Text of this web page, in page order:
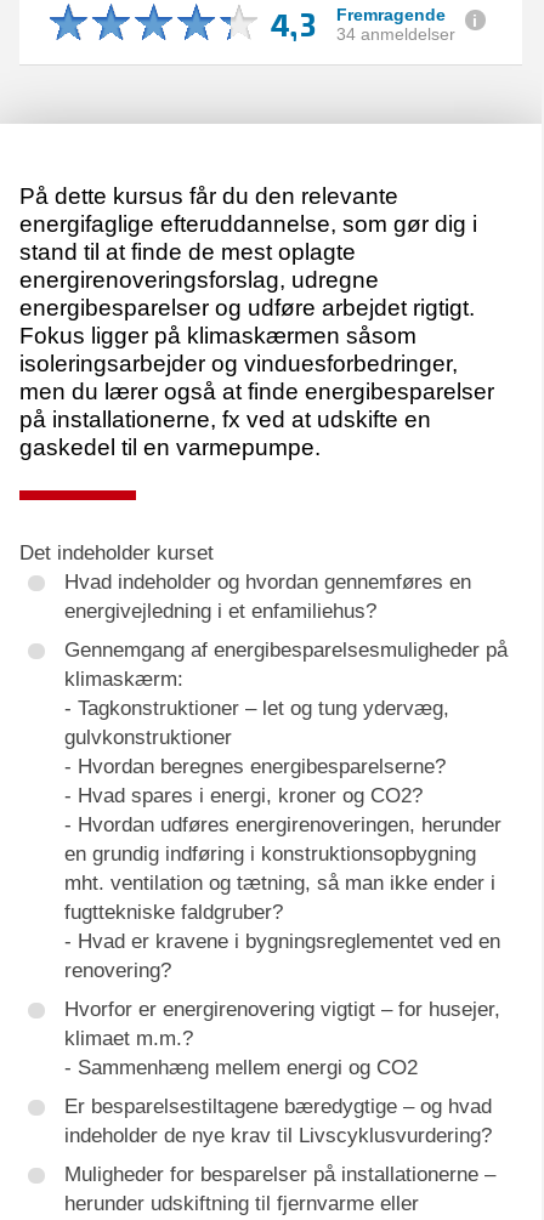
4,3
Fremragende
34 anmeldelser
På dette kursus får du den relevante
energifaglige efteruddannelse, som gør dig i
stand til at finde de mest oplagte
energirenoveringsforslag, udregne
energibesparelser og udføre arbejdet rigtigt.
Fokus ligger på klimaskærmen såsom
isoleringsarbejder og vinduesforbedringer,
men du lærer også at finde energibesparelser
på installationerne, fx ved at udskifte en
gaskedel til en varmepumpe.
Det indeholder kurset
Hvad indeholder og hvordan gennemføres en
energivejledning i et enfamiliehus?
Gennemgang af energibesparelsesmuligheder på
klimaskærm:
- Tagkonstruktioner – let og tung ydervæg,
gulvkonstruktioner
- Hvordan beregnes energibesparelserne?
- Hvad spares i energi, kroner og CO2?
- Hvordan udføres energirenoveringen, herunder
en grundig indføring i konstruktionsopbygning
mht. ventilation og tætning, så man ikke ender i
fugttekniske faldgruber?
- Hvad er kravene i bygningsreglementet ved en
renovering?
Hvorfor er energirenovering vigtigt – for husejer,
klimaet m.m.?
- Sammenhæng mellem energi og CO2
Er besparelsestiltagene bæredygtige – og hvad
indeholder de nye krav til Livscyklusvurdering?
Muligheder for besparelser på installationerne –
herunder udskiftning til fjernvarme eller